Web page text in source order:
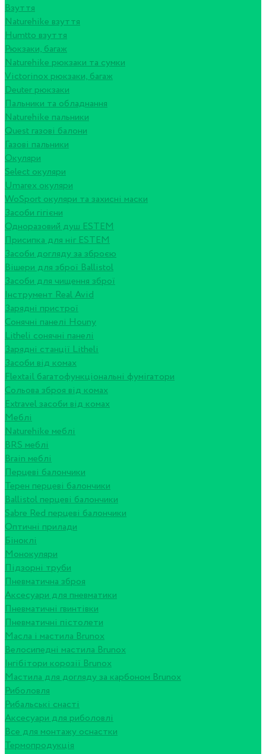
Взуття
Naturehike взуття
Humtto взуття
Рюкзаки, багаж
Naturehike рюкзаки та сумки
Victorinox рюкзаки, багаж
Deuter рюкзаки
Пальники та обладнання
Naturehike пальники
Quest газові балони
Газові пальники
Окуляри
Select окуляри
Umarex окуляри
WoSport окуляри та захисні маски
Засоби гігієни
Одноразовий душ ESTEM
Присипка для ніг ESTEM
Засоби догляду за зброєю
Вішери для зброї Ballistol
Засоби для чищення зброї
Інструмент Real Avid
Зарядні пристрої
Сонячні панелі Houny
Litheli сонячні панелі
Зарядні станції Litheli
Засоби від комах
Flextail багатофункціональні фумігатори
Сольова зброя від комах
Extravel засоби від комах
Меблі
Naturehike меблі
BRS меблі
Brain меблі
Перцеві балончики
Терен перцеві балончики
Ballistol перцеві балончики
Sabre Red перцеві балончики
Оптичні прилади
Біноклі
Монокуляри
Підзорні труби
Пневматична зброя
Аксесуари для пневматики
Пневматичні гвинтівки
Пневматичні пістолети
Масла і мастила Brunox
Велосипедні мастила Brunox
Інгібітори корозії Brunox
Мастила для догляду за карбоном Brunox
Риболовля
Рибальські снасті
Аксесуари для риболовлі
Все для монтажу оснастки
Термопродукція